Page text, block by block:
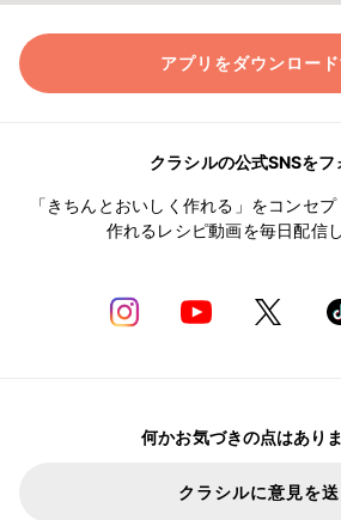
アプリをダウンロー
クラシルの公式SNSをフ
「きちんとおいしく作れる」をコンセ
作れるレシピ動画を毎日配信
何かお気づきの点はあり
クラシルに意見を送